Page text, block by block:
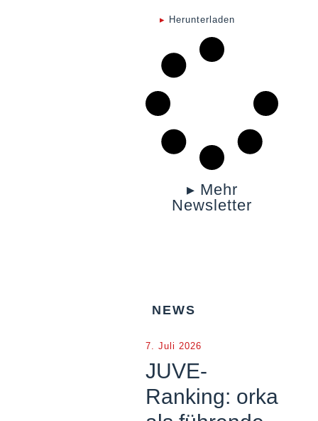
▸ Herunterladen
▸ Mehr
Newsletter
NEWS
7. Juli 2026
JUVE-
Ranking: orka